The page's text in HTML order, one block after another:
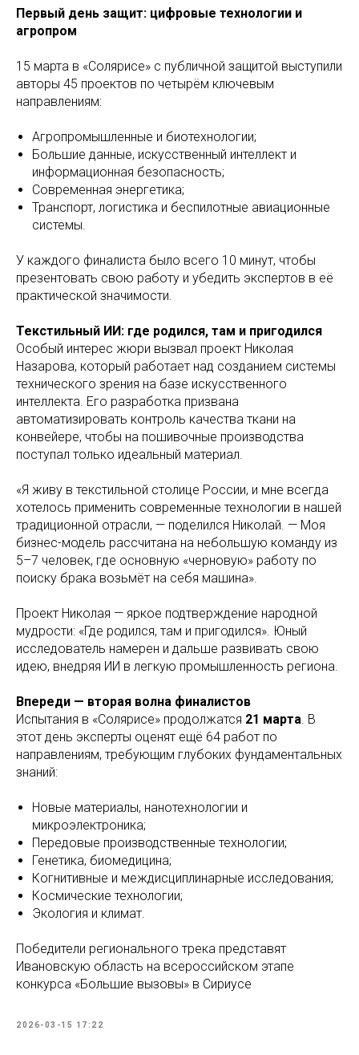
Первый день защит: цифровые технологии и
агропром
15 марта в «Солярисе» с публичной защитой выступили
авторы 45 проектов по четырём ключевым
направлениям:
Агропромышленные и биотехнологии;
Большие данные, искусственный интеллект и
информационная безопасность;
Современная энергетика;
Транспорт, логистика и беспилотные авиационные
системы.
У каждого финалиста было всего 10 минут, чтобы
презентовать свою работу и убедить экспертов в её
практической значимости.
Текстильный ИИ: где родился, там и пригодился
Особый интерес жюри вызвал проект Николая
Назарова, который работает над созданием системы
технического зрения на базе искусственного
интеллекта. Его разработка призвана
автоматизировать контроль качества ткани на
конвейере, чтобы на пошивочные производства
поступал только идеальный материал.
«Я живу в текстильной столице России, и мне всегда
хотелось применить современные технологии в нашей
традиционной отрасли, — поделился Николай. — Моя
бизнес-модель рассчитана на небольшую команду из
5–7 человек, где основную «черновую» работу по
поиску брака возьмёт на себя машина».
Проект Николая — яркое подтверждение народной
мудрости: «Где родился, там и пригодился». Юный
исследователь намерен и дальше развивать свою
идею, внедряя ИИ в легкую промышленность региона.
Впереди — вторая волна финалистов
Испытания в «Солярисе» продолжатся 21 марта . В
этот день эксперты оценят ещё 64 работ по
направлениям, требующим глубоких фундаментальных
знаний:
Новые материалы, нанотехнологии и
микроэлектроника;
Передовые производственные технологии;
Генетика, биомедицина;
Когнитивные и междисциплинарные исследования;
Космические технологии;
Экология и климат.
Победители регионального трека представят
Ивановскую область на всероссийском этапе
конкурса «Большие вызовы» в Сириусе
2026-03-15 17:22